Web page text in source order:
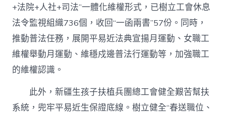
+法院+人社+司法”一體化維權形式，已樹立工會休息
法令監視組織736個，收回“一函兩書”57份。同時，
推動普法任務，展開平易近法典宣揚月運動、女職工
維權舉動月運動、維穩戍邊普法行運動等，加強職工
的維權認識。
此外，新疆生孩子扶植兵團總工會健全艱苦幫扶
系統，兜牢平易近生保證底線。樹立健全“春送職位、